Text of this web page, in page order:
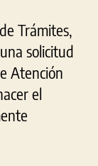
Trámites,
solicitud
Atención
el